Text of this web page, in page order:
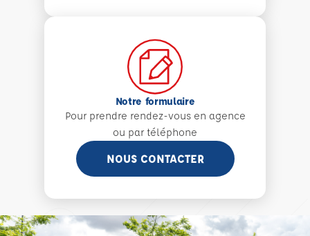
Notre formulaire
Pour prendre rendez-vous en agence
ou par téléphone
NOUS CONTACTER